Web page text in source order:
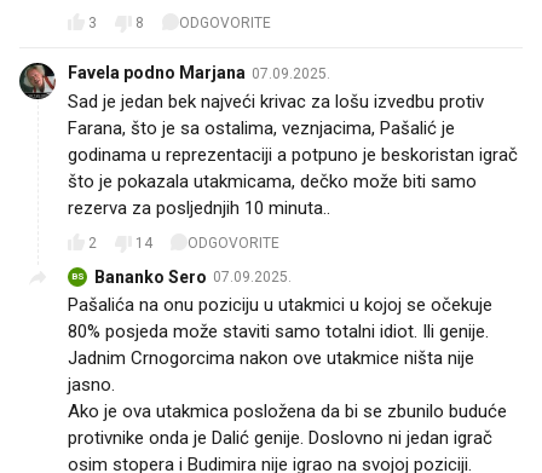
3 8 ODGOVORITE
Favela podno Marjana 07.09.2025.
Sad je jedan bek najveći krivac za lošu izvedbu protiv
Farana, što je sa ostalima, veznjacima, Pašalić je
godinama u reprezentaciji a potpuno je beskoristan igrač
što je pokazala utakmicama, dečko može biti samo
rezerva za posljednjih 10 minuta..
2 14 ODGOVORITE
BS Bananko Sero 07.09.2025.
Pašalića na onu poziciju u utakmici u kojoj se očekuje
80% posjeda može staviti samo totalni idiot. Ili genije.
Jadnim Crnogorcima nakon ove utakmice ništa nije
jasno.
Ako je ova utakmica posložena da bi se zbunilo buduće
protivnike onda je Dalić genije. Doslovno ni jedan igrač
osim stopera i Budimira nije igrao na svojoj poziciji.